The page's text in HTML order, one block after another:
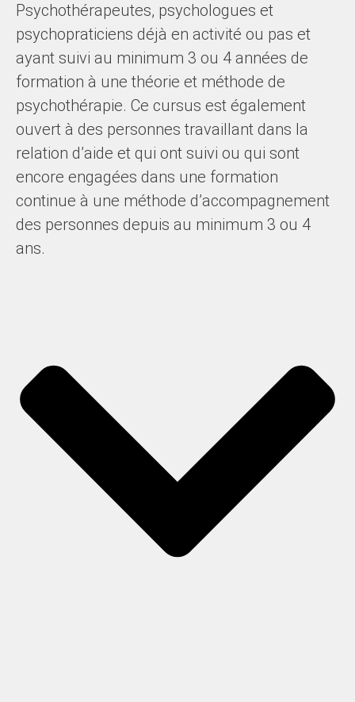
Psychothérapeutes, psychologues et
psychopraticiens déjà en activité ou pas et
ayant suivi au minimum 3 ou 4 années de
formation à une théorie et méthode de
psychothérapie. Ce cursus est également
ouvert à des personnes travaillant dans la
relation d’aide et qui ont suivi ou qui sont
encore engagées dans une formation
continue à une méthode d’accompagnement
des personnes depuis au minimum 3 ou 4
ans.